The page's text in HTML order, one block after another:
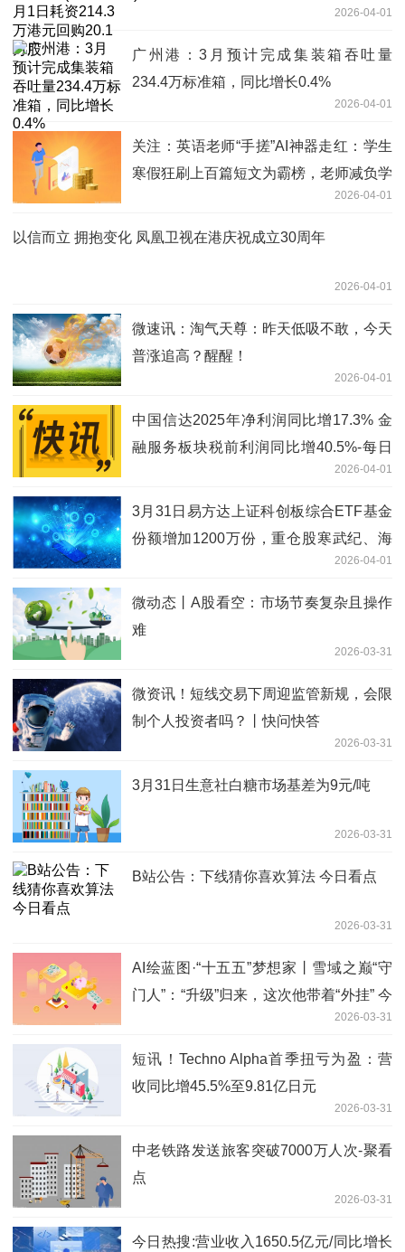
2026-04-01
广州港：3月预计完成集装箱吞吐量
234.4万标准箱，同比增长0.4%
2026-04-01
关注：英语老师“手搓”AI神器走红：学生
寒假狂刷上百篇短文为霸榜，老师减负学
2026-04-01
以信而立 拥抱变化 凤凰卫视在港庆祝成立30周年
2026-04-01
微速讯：淘气天尊：昨天低吸不敢，今天
普涨追高？醒醒！
2026-04-01
中国信达2025年净利润同比增17.3% 金
融服务板块税前利润同比增40.5%-每日
2026-04-01
3月31日易方达上证科创板综合ETF基金
份额增加1200万份，重仓股寒武纪、海
2026-04-01
微动态丨A股看空：市场节奏复杂且操作
难
2026-03-31
微资讯！短线交易下周迎监管新规，会限
制个人投资者吗？丨快问快答
2026-03-31
3月31日生意社白糖市场基差为9元/吨
2026-03-31
B站公告：下线猜你喜欢算法 今日看点
2026-03-31
AI绘蓝图·“十五五”梦想家丨雪域之巅“守
门人”：“升级”归来，这次他带着“外挂” 今
2026-03-31
短讯！Techno Alpha首季扭亏为盈：营
收同比增45.5%至9.81亿日元
2026-03-31
中老铁路发送旅客突破7000万人次-聚看
点
2026-03-31
今日热搜:营业收入1650.5亿元/同比增长